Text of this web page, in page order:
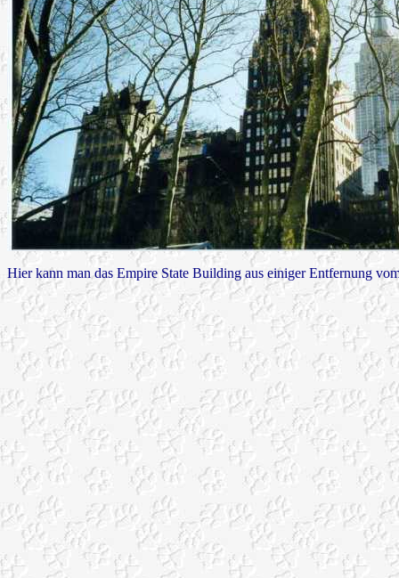
Hier kann man das Empire State Building aus einiger Entfernung